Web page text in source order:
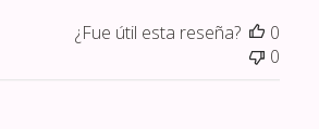
¿Fue útil esta reseña?
0
0